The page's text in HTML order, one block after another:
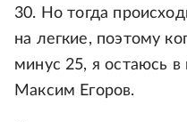
30. Но тогда
на легкие, поэтому
минус 25, я остаюсь в
Максим Егоров.